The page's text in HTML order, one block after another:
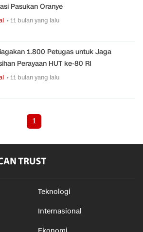
Pasukan Oranye
• 11 bulan yang lalu
1.800 Petugas untuk Jaga
Perayaan HUT ke-80 RI
• 11 bulan yang lalu
1
Teknologi
Internasional